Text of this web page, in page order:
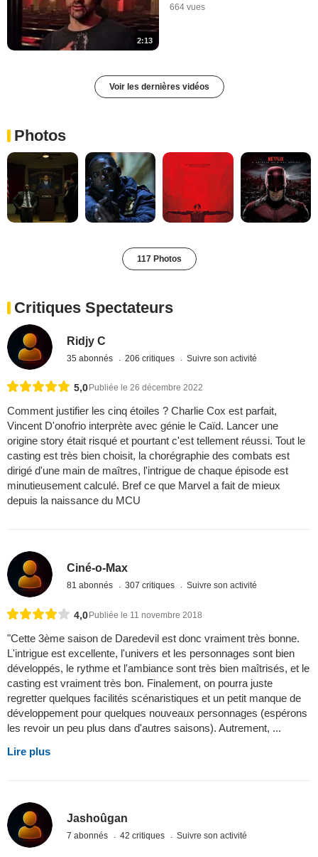
2:13
664 vues
Voir les dernières vidéos
Photos
117 Photos
Critiques Spectateurs
Ridjy C
35 abonnés 206 critiques Suivre son activité
5,0 Publiée le 26 décembre 2022
Comment justifier les cinq étoiles ? Charlie Cox est parfait,
Vincent D'onofrio interprète avec génie le Caïd. Lancer une
origine story était risqué et pourtant c'est tellement réussi. Tout le
casting est très bien choisit, la chorégraphie des combats est
dirigé d'une main de maîtres, l'intrigue de chaque épisode est
minutieusement calculé. Bref ce que Marvel a fait de mieux
depuis la naissance du MCU
Ciné-o-Max
81 abonnés 307 critiques Suivre son activité
4,0Publiée le 11 novembre 2018
"Cette 3ème saison de Daredevil est donc vraiment très bonne.
L'intrigue est excellente, l'univers et les personnages sont bien
développés, le rythme et l'ambiance sont très bien maîtrisés, et le
casting est vraiment très bon. Finalement, on pourra juste
regretter quelques facilités scénaristiques et un petit manque de
développement pour quelques nouveaux personnages (espérons
les revoir un peu plus dans d'autres saisons). Autrement, ...
Lire plus
Jashoûgan
7 abonnés 42 critiques Suivre son activité